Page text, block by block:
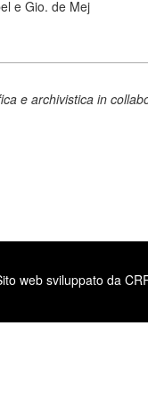
e Gio. de Mej
e archivistica in
web sviluppato da